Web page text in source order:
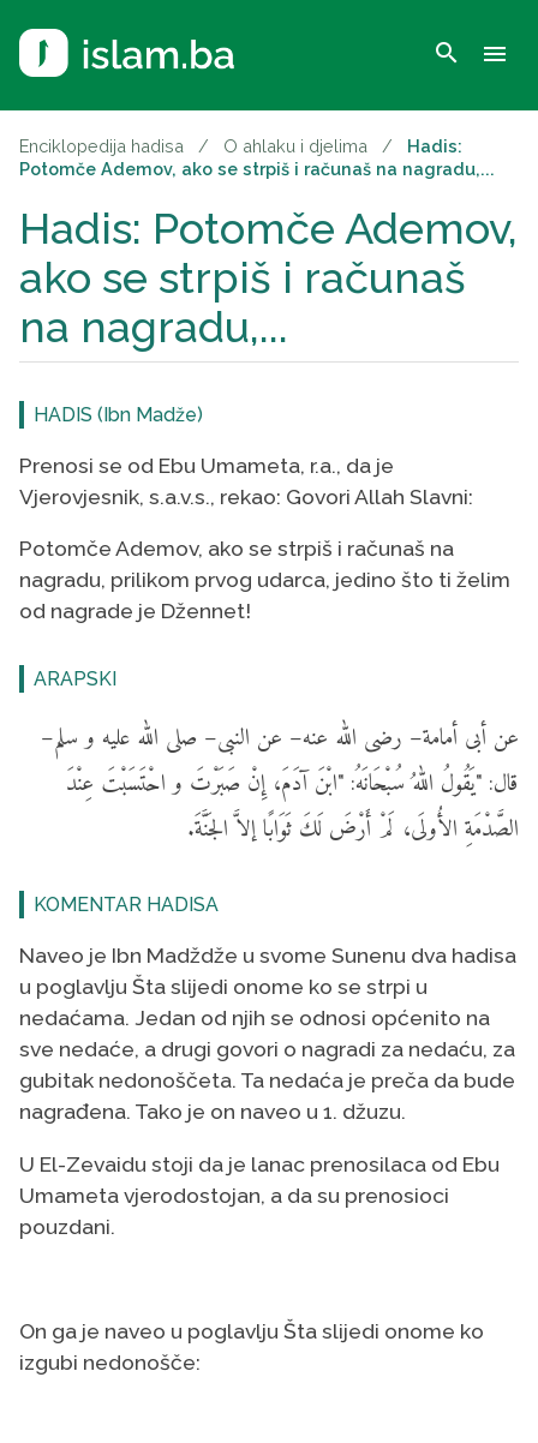
search menu
Enciklopedija hadisa / O ahlaku i djelima /
Hadis:
Potomče Ademov, ako se strpiš i računaš na nagradu,...
Hadis: Potomče Ademov,
ako se strpiš i računaš
na nagradu,...
HADIS (Ibn Madže)
Prenosi se od Ebu Umameta, r.a., da je
Vjerovjesnik, s.a.v.s., rekao: Govori Allah Slavni:
Potomče Ademov, ako se strpiš i računaš na
nagradu, prilikom prvog udarca, jedino što ti želim
od nagrade je Džennet!
ARAPSKI
عن أبى أمامة– رضى الله عنه– عن النبى– صلى الله عليه و سلم–
قال: "يَقُولُ اللهُ سُبْحَانَهُ: "ابْنَ آدَمَ، إِنْ صَبَرْتَ و احْتَسَبْتَ عِنْدَ
الصَّدْمَةِ الأُولَى، لَمْ أَرْضَ لَكَ ثَوَابًا إلاَّ الجَنَّةَ.
KOMENTAR HADISA
Naveo je Ibn Madždže u svome Sunenu dva hadisa
u poglavlju Šta slijedi onome ko se strpi u
nedaćama. Jedan od njih se odnosi općenito na
sve nedaće, a drugi govori o nagradi za nedaću, za
gubitak nedonoščeta. Ta nedaća je preča da bude
nagrađena. Tako je on naveo u 1. džuzu.
U El-Zevaidu stoji da je lanac prenosilaca od Ebu
Umameta vjerodostojan, a da su prenosioci
pouzdani.
On ga je naveo u poglavlju Šta slijedi onome ko
izgubi nedonošče: